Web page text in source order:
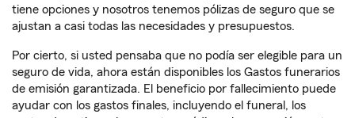
tiene opciones y nosotros tenemos pólizas de seguro que se
ajustan a casi todas las necesidades y presupuestos.
Por cierto, si usted pensaba que no podía ser elegible para un
seguro de vida, ahora están disponibles los Gastos funerarios
de emisión garantizada. El beneficio por fallecimiento puede
ayudar con los gastos finales, incluyendo el funeral, los